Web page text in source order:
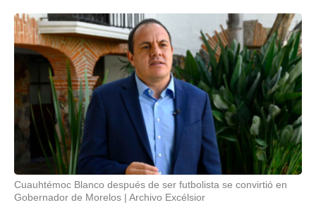
Cuauhtémoc Blanco después de ser futbolista se convirtió en
Gobernador de Morelos
Archivo Excélsior